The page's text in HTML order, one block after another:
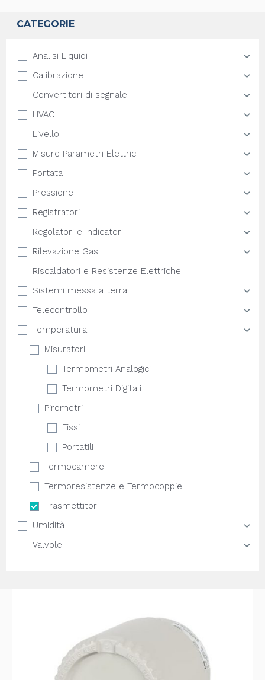
CATEGORIE
Analisi Liquidi
Calibrazione
Convertitori di segnale
HVAC
Livello
Misure Parametri Elettrici
Portata
Pressione
Registratori
Regolatori e Indicatori
Rilevazione Gas
Riscaldatori e Resistenze Elettriche
Sistemi messa a terra
Telecontrollo
Temperatura
Misuratori
Termometri Analogici
Termometri Digitali
Pirometri
Fissi
Portatili
Termocamere
Termoresistenze e Termocoppie
Trasmettitori
Umidità
Valvole